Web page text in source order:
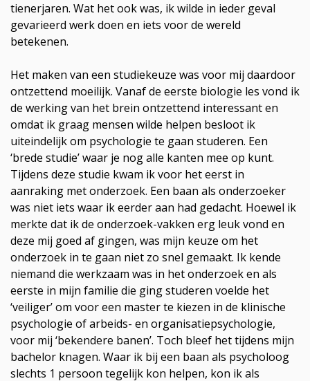
tienerjaren. Wat het ook was, ik wilde in ieder geval
gevarieerd werk doen en iets voor de wereld
betekenen.
Het maken van een studiekeuze was voor mij daardoor
ontzettend moeilijk. Vanaf de eerste biologie les vond ik
de werking van het brein ontzettend interessant en
omdat ik graag mensen wilde helpen besloot ik
uiteindelijk om psychologie te gaan studeren. Een
‘brede studie’ waar je nog alle kanten mee op kunt.
Tijdens deze studie kwam ik voor het eerst in
aanraking met onderzoek. Een baan als onderzoeker
was niet iets waar ik eerder aan had gedacht. Hoewel ik
merkte dat ik de onderzoek-vakken erg leuk vond en
deze mij goed af gingen, was mijn keuze om het
onderzoek in te gaan niet zo snel gemaakt. Ik kende
niemand die werkzaam was in het onderzoek en als
eerste in mijn familie die ging studeren voelde het
‘veiliger’ om voor een master te kiezen in de klinische
psychologie of arbeids- en organisatiepsychologie,
voor mij ‘bekendere banen’. Toch bleef het tijdens mijn
bachelor knagen. Waar ik bij een baan als psycholoog
slechts 1 persoon tegelijk kon helpen, kon ik als